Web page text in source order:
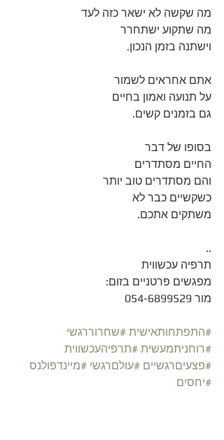
מה שקשה לא ישאר כזה לעד
מה שתקוע ישתחרר
וישתנה בזמן הנכון.
אתם אחראים לשמור
על תנועה ואמון בחיים
גם בזמנים קשים.
בסופו של דבר
החיים מסתדרים
והם מסתדרים טוב יותר
כשקשיים כבר לא
משתקים אתכם.
..
תרפיה עכשווית
מפגשים פרטניים בזום:
מור 054-6899529
#התפתחותאישית #שחרוררגשי
#רוחניתמעשית #תרפיהעכשווית
#פצעיםרגשיים #עולםרגשי #מיינדפולנס
#יחסים